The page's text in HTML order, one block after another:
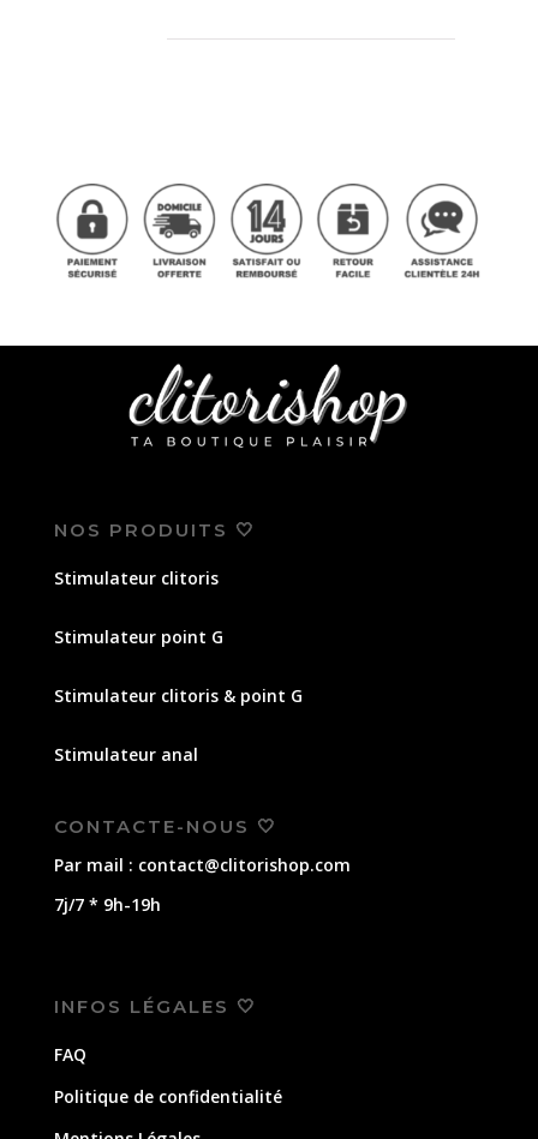
NOS PRODUITS 🤍
Stimulateur clitoris
Stimulateur point G
Stimulateur clitoris & point G
Stimulateur anal
CONTACTE-NOUS 🤍
Par mail : contact@clitorishop.com
7j/7 * 9h-19h
INFOS LÉGALES 🤍
FAQ
Politique de confidentialité